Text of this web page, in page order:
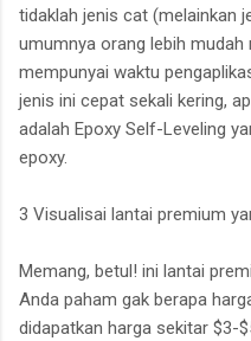
tidaklah jenis cat (melainkan
umumnya orang lebih
mempunyai waktu
jenis ini cepat sekali kering,
adalah Epoxy Self-Leveling
epoxy.
3 Visualisai lantai premium
Memang, betul! ini lantai
Anda paham gak berapa
didapatkan harga sekitar $3-